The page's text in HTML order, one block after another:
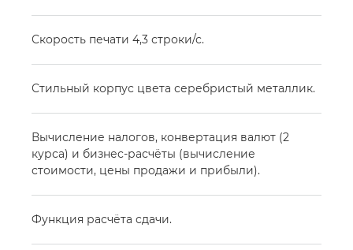
Скорость печати 4,3 строки/с.
Стильный корпус цвета серебристый металлик.
Вычисление налогов, конвертация валют (2
курса) и бизнес-расчёты (вычисление
стоимости, цены продажи и прибыли).
Функция расчёта сдачи.